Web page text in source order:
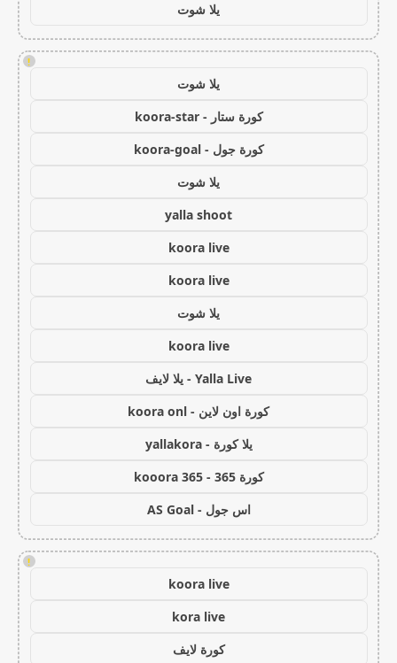
يلا شوت
!
يلا شوت
كورة ستار - koora-star
كورة جول - koora-goal
يلا شوت
yalla shoot
koora live
koora live
يلا شوت
koora live
Yalla Live - يلا لايف
كورة اون لاين - koora onl
يلا كورة - yallakora
كورة 365 - kooora 365
اس جول - AS Goal
!
koora live
kora live
كورة لايف